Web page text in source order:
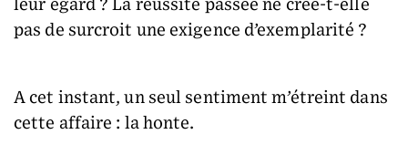
leur égard ? La réussite passée ne crée-t-elle
pas de surcroit une exigence d’exemplarité ?
A cet instant, un seul sentiment m’étreint dans
cette affaire : la honte.